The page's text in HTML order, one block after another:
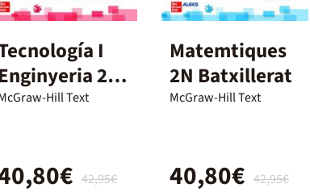
I
Enginyeria 2º
Hill Text
42,95€
Matemtiques
2N Batxillerat
McGraw-Hill Text
42,95€
40,80€